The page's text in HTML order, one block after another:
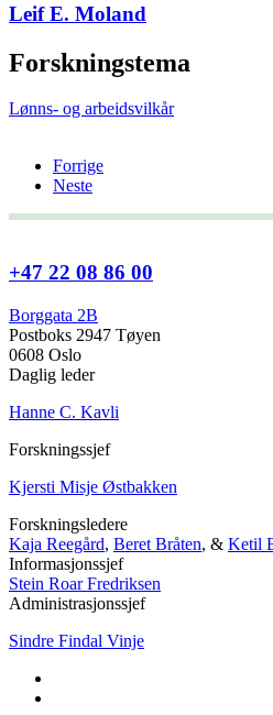
Leif E. Moland
Forskningstema
Lønns- og arbeidsvilkår
Forrige
Neste
+47 22 08 86 00
Borggata 2B
Postboks 2947 Tøyen
0608 Oslo
Daglig leder
Hanne C. Kavli
Forskningssjef
Kjersti Misje Østbakken
Forskningsledere
Kaja Reegård, Beret Bråten, & Ketil
Informasjonssjef
Stein Roar Fredriksen
Administrasjonssjef
Sindre Findal Vinje